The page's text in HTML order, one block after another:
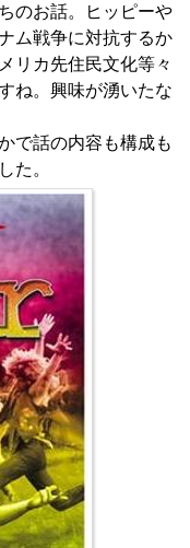
のお話。ヒッピーや
ム戦争に対抗するか
リカ先住民文化等々
ね。興味が湧いたな
で話の内容も構成も
た。